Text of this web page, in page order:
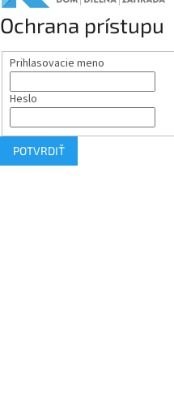
Ochrana prístupu
Prihlasovacie meno
Heslo
POTVRDIŤ